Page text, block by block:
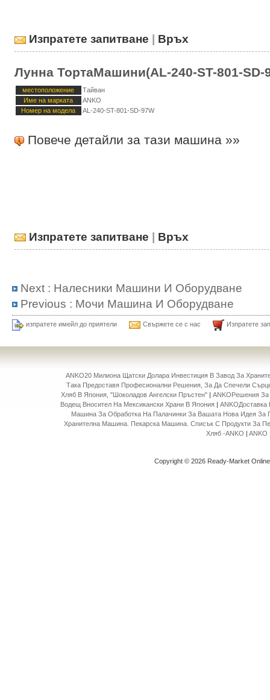
Изпратете запитване | Връх
Лунна ТортаМашини(AL-240-ST-801-SD-
местоположение
Тайван
Име на марката
ANKO
Номер на модела
AL-240-ST-801-SD-97W
Повече детайли за тази машина »»
Изпратете запитване | Връх
Next : Налесники Машини И Оборудване
Previous : Мочи Машина И Оборудване
изпратете имейл до приятели Свържете се с нас Изпратете
ANKO20 Милиона Щатски Долара Инвестиция В Завод За
Така Предоставя Професионални Решения, За Да Спечели
Хляб В Япония, "Шоколадов Ангелски Пръстен" |ANKOРешения
Водещ Вносител На Мексикански Храни В Япония |
Машина За Обработка На Палачинки За Вашата Нова Идея За
Хранителна Машина. Пекарска Машина. Списък С Продукти За
Хляб -ANKO |ANKO
Copyright © 2026 Ready-Market